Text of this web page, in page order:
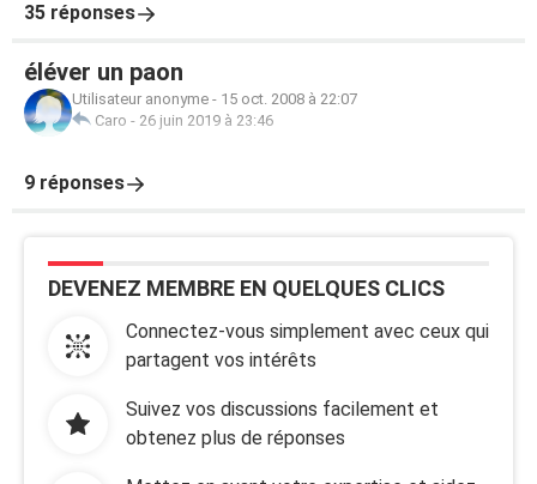
35 réponses
éléver un paon
Utilisateur anonyme - 15 oct. 2008 à 22:07
Caro - 26 juin 2019 à 23:46
9 réponses
DEVENEZ MEMBRE EN QUELQUES CLICS
Connectez-vous simplement avec ceux qui
partagent vos intérêts
Suivez vos discussions facilement et
obtenez plus de réponses